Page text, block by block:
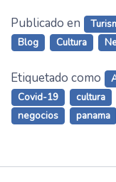
Publicado en
Blog
Cultura
Etiquetado como
Covid-19
cultura
negocios
panama